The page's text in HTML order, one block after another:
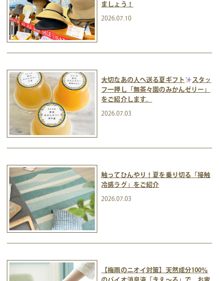
ましょう！
2026.07.10
大切なあの人へ送る夏ギフト
スタッ
フ一押し「無茶々園のみかんゼリー」
をご紹介します。
2026.07.03
触ってひんやり！夏を乗り切る「接触
冷感ラグ」をご紹介
2026.07.03
【梅雨のニオイ対策】天然成分100％